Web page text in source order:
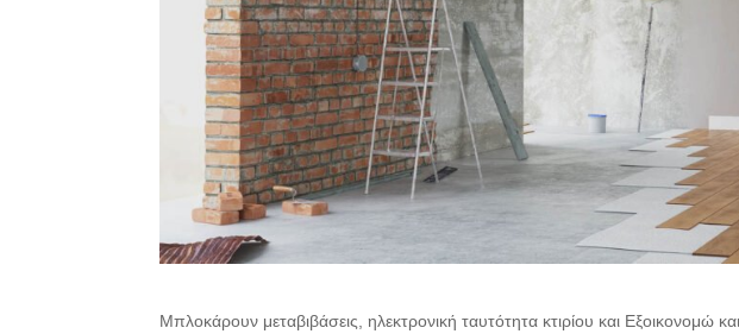
Μπλοκάρουν μεταβιβάσεις, ηλεκτρονική ταυτότητα κτιρίου και Εξοικονομώ